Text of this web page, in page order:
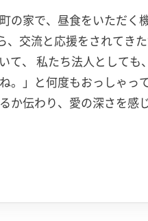
の家で、昼食をいただく
、交流と応援をされてき
て、 私たち法人として
」と何度もおっしゃって
か伝わり、愛の深さを感